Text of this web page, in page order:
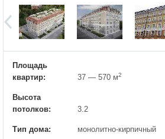
Площадь
квартир:
37 — 570 м2
Высота
потолков:
3.2
Тип дома: монолитно-кирпичный